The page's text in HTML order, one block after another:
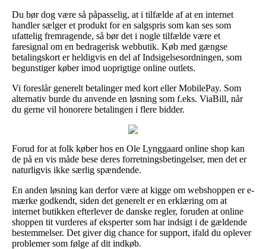
Du bør dog være så påpasselig, at i tilfælde af at en internet
handler sælger et produkt for en salgspris som kan ses som
ufattelig fremragende, så bør det i nogle tilfælde være et
faresignal om en bedragerisk webbutik. Køb med gængse
betalingskort er heldigvis en del af Indsigelsesordningen, som
begunstiger køber imod uoprigtige online outlets.
Vi foreslår generelt betalinger med kort eller MobilePay. Som
alternativ burde du anvende en løsning som f.eks. ViaBill, når
du gerne vil honorere betalingen i flere bidder.
Forud for at folk køber hos en Ole Lynggaard online shop kan
de på en vis måde bese deres forretningsbetingelser, men det er
naturligvis ikke særlig spændende.
En anden løsning kan derfor være at kigge om webshoppen er e-
mærke godkendt, siden det generelt er en erklæring om at
internet butikken efterlever de danske regler, foruden at online
shoppen tit vurderes af eksperter som har indsigt i de gældende
bestemmelser. Det giver dig chance for support, ifald du oplever
problemer som følge af dit indkøb.